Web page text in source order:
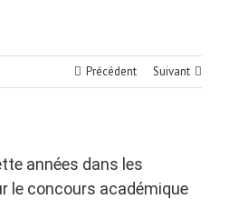
Précédent Suivant
années dans les
le concours académique